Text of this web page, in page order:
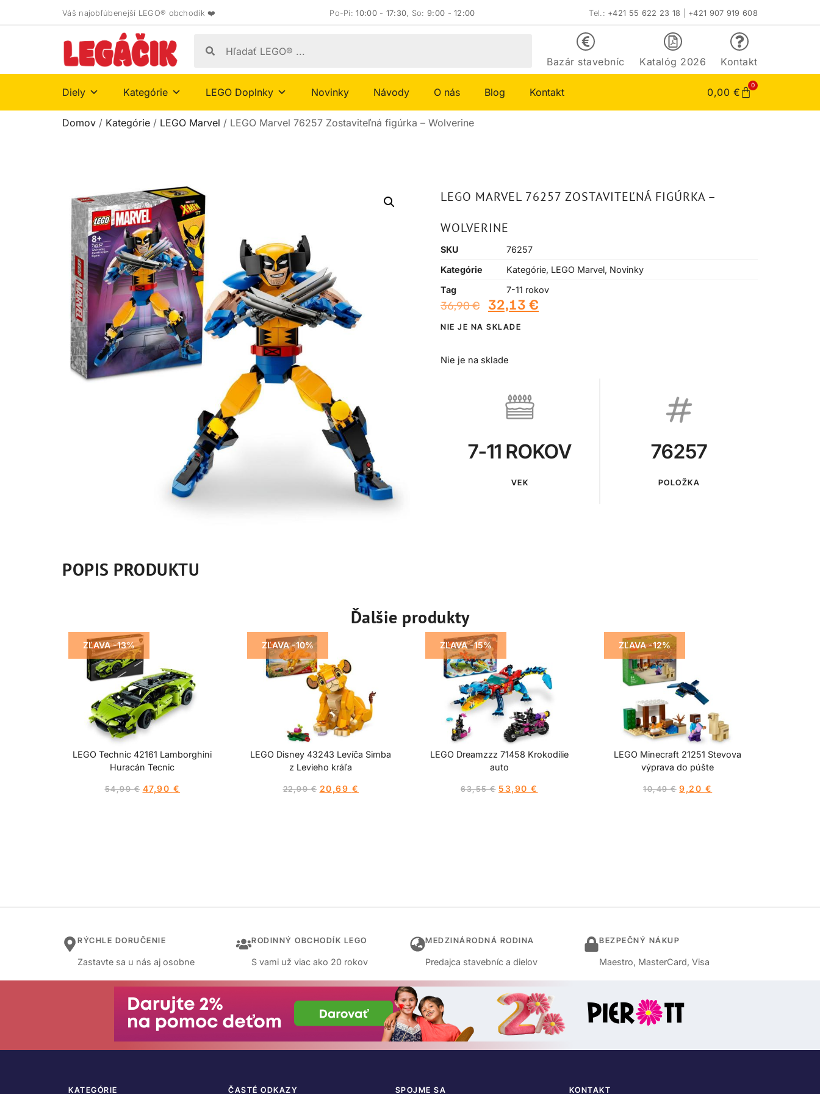
Váš najobľúbenejší LEGO® obchodík ❤️ Po-Pi:10:00 - 17:30, So:9:00 - 12:00 Tel.: +421 55 622 23 18 +421 907 919 608
Bazár stavebníc Katalóg 2026 Kontakt
Diely Kategórie LEGO Doplnky Novinky Návody O nás Blog Kontakt 0,00 €
0
Domov / Kategórie / LEGO Marvel / LEGO Marvel 76257 Zostaviteľná figúrka – Wolverine
LEGO MARVEL 76257 ZOSTAVITEĽNÁ FIGÚRKA –
WOLVERINE
SKU
76257
Kategórie
Kategórie, LEGO Marvel, Novinky
Tag
7-11 rokov
36,90€ 32,13 €
NIE JE NA SKLADE
Nie je na sklade
7-11 ROKOV
VEK
76257
POLOŽKA
POPIS PRODUKTU
Ďalšie produkty
ZĽAVA -13%
LEGO Technic 42161 Lamborghini
Huracán Tecnic
54,99€ 47,90 €
ZĽAVA -10%
LEGO Disney 43243 Levíča Simba
z Levieho kráľa
22,99€ 20,69 €
ZĽAVA -15%
LEGO Dreamzzz 71458 Krokodílie
auto
63,55€ 53,90 €
ZĽAVA -12%
LEGO Minecraft 21251 Stevova
výprava do púšte
10,49€ 9,20 €
RÝCHLE DORUČENIE
Zastavte sa u nás aj osobne
RODINNÝ OBCHODÍK LEGO
S vami už viac ako 20 rokov
MEDZINÁRODNÁ RODINA
Predajca stavebníc a dielov
BEZPEČNÝ NÁKUP
Maestro, MasterCard, Visa
KATEGÓRIE ČASTÉ ODKAZY SPOJME SA KONTAKT